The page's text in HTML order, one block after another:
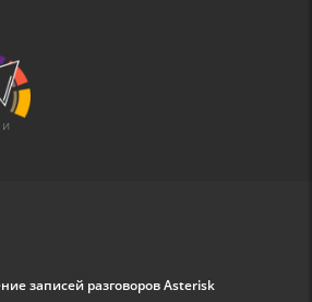
записей разговоров Asterisk